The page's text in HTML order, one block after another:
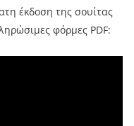
έκδοση της σουίτας
φόρμες PDF: